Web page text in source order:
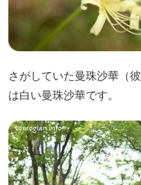
さがしていた曼珠沙華（
は白い曼珠沙華です。